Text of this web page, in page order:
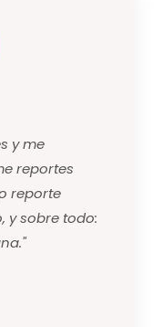
y me
reportes
reporte
y sobre todo: